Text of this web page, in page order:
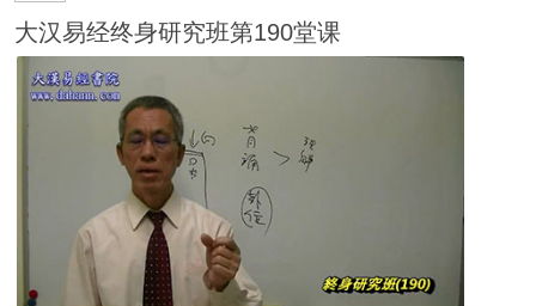
大汉易经终身研究班第190堂课